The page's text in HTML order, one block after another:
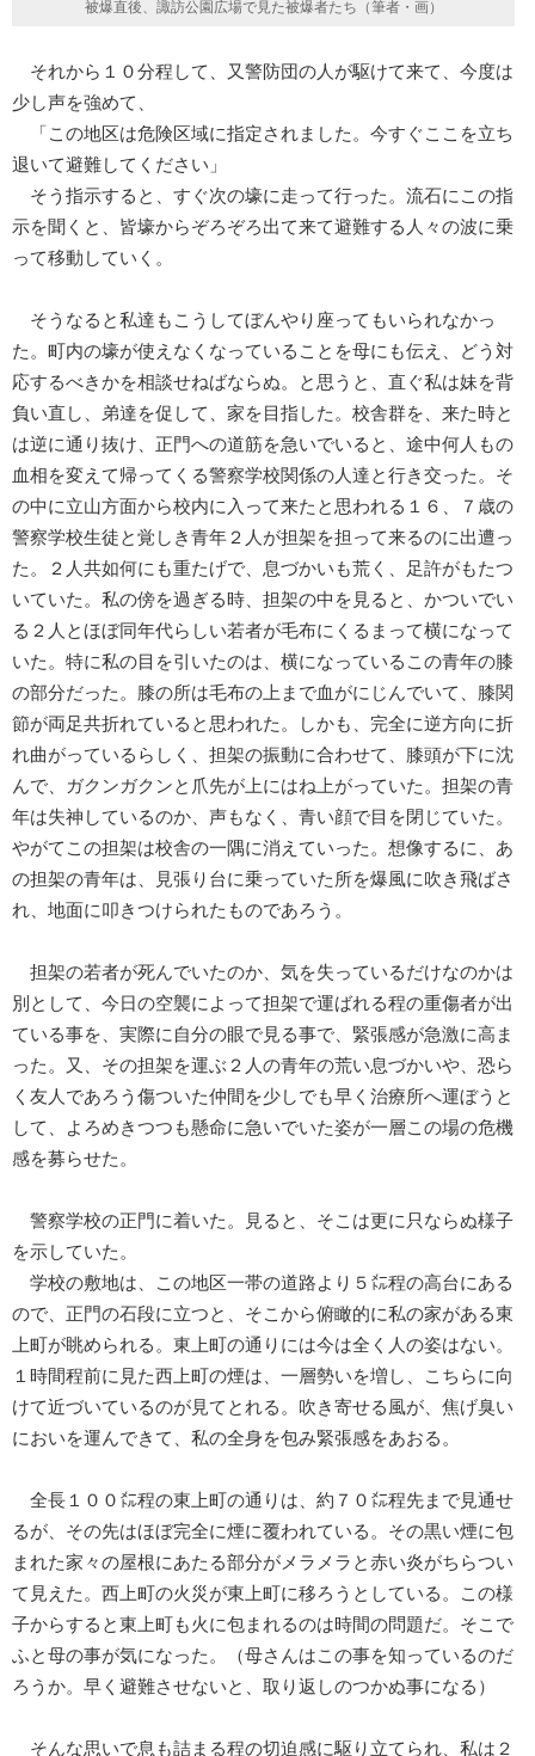
被爆直後、諏訪公園広場で見た被爆者たち（筆者・画）
それから１０分程して、又警防団の人が駆けて来て、今度は
少し声を強めて、
「この地区は危険区域に指定されました。今すぐここを立ち
退いて避難してください」
そう指示すると、すぐ次の壕に走って行った。流石にこの指
示を聞くと、皆壕からぞろぞろ出て来て避難する人々の波に乗
って移動していく。
そうなると私達もこうしてぼんやり座ってもいられなかっ
た。町内の壕が使えなくなっていることを母にも伝え、どう対
応するべきかを相談せねばならぬ。と思うと、直ぐ私は妹を背
負い直し、弟達を促して、家を目指した。校舎群を、来た時と
は逆に通り抜け、正門への道筋を急いでいると、途中何人もの
血相を変えて帰ってくる警察学校関係の人達と行き交った。そ
の中に立山方面から校内に入って来たと思われる１６、７歳の
警察学校生徒と覚しき青年２人が担架を担って来るのに出遭っ
た。２人共如何にも重たげで、息づかいも荒く、足許がもたつ
いていた。私の傍を過ぎる時、担架の中を見ると、かついでい
る２人とほぼ同年代らしい若者が毛布にくるまって横になって
いた。特に私の目を引いたのは、横になっているこの青年の膝
の部分だった。膝の所は毛布の上まで血がにじんでいて、膝関
節が両足共折れていると思われた。しかも、完全に逆方向に折
れ曲がっているらしく、担架の振動に合わせて、膝頭が下に沈
んで、ガクンガクンと爪先が上にはね上がっていた。担架の青
年は失神しているのか、声もなく、青い顔で目を閉じていた。
やがてこの担架は校舎の一隅に消えていった。想像するに、あ
の担架の青年は、見張り台に乗っていた所を爆風に吹き飛ばさ
れ、地面に叩きつけられたものであろう。
担架の若者が死んでいたのか、気を失っているだけなのかは
別として、今日の空襲によって担架で運ばれる程の重傷者が出
ている事を、実際に自分の眼で見る事で、緊張感が急激に高ま
った。又、その担架を運ぶ２人の青年の荒い息づかいや、恐ら
く友人であろう傷ついた仲間を少しでも早く治療所へ運ぼうと
して、よろめきつつも懸命に急いでいた姿が一層この場の危機
感を募らせた。
警察学校の正門に着いた。見ると、そこは更に只ならぬ様子
を示していた。
学校の敷地は、この地区一帯の道路より５㍍程の高台にある
ので、正門の石段に立つと、そこから俯瞰的に私の家がある東
上町が眺められる。東上町の通りには今は全く人の姿はない。
１時間程前に見た西上町の煙は、一層勢いを増し、こちらに向
けて近づいているのが見てとれる。吹き寄せる風が、焦げ臭い
においを運んできて、私の全身を包み緊張感をあおる。
全長１００㍍程の東上町の通りは、約７０㍍程先まで見通せ
るが、その先はほぼ完全に煙に覆われている。その黒い煙に包
まれた家々の屋根にあたる部分がメラメラと赤い炎がちらつい
て見えた。西上町の火災が東上町に移ろうとしている。この様
子からすると東上町も火に包まれるのは時間の問題だ。そこで
ふと母の事が気になった。（母さんはこの事を知っているのだ
ろうか。早く避難させないと、取り返しのつかぬ事になる）
そんな思いで息も詰まる程の切迫感に駆り立てられ、私は２